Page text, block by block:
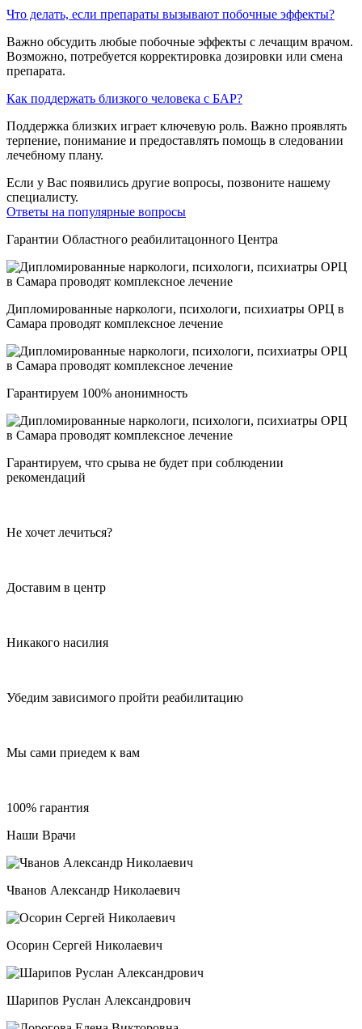
Что делать, если препараты вызывают побочные эффекты?
Важно обсудить любые побочные эффекты с лечащим врачом.
Возможно, потребуется корректировка дозировки или смена
препарата.
Как поддержать близкого человека с БАР?
Поддержка близких играет ключевую роль. Важно проявлять
терпение, понимание и предоставлять помощь в следовании
лечебному плану.
Если у Вас появились другие вопросы, позвоните нашему
специалисту.
Ответы на популярные вопросы
Гарантии Областного реабилитацонного Центра
Дипломированные наркологи, психологи, психиатры ОРЦ в
Самара проводят комплексное лечение
Гарантируем 100% анонимность
Гарантируем, что срыва не будет при соблюдении
рекомендаций
Не хочет лечиться?
Доставим в центр
Никакого насилия
Убедим зависимого пройти реабилитацию
Мы сами приедем к вам
100% гарантия
Наши Врачи
Чванов Александр Николаевич
Осорин Сергей Николаевич
Шарипов Руслан Александрович